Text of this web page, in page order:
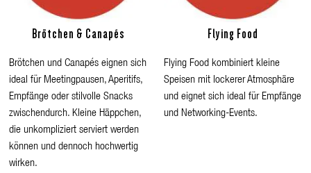
Brötchen & Canapés
Brötchen und Canapés eignen sich
ideal für Meetingpausen, Aperitifs,
Empfänge oder stilvolle Snacks
zwischendurch. Kleine Häppchen,
die unkompliziert serviert werden
können und dennoch hochwertig
wirken.
Flying Food
Flying Food kombiniert kleine
Speisen mit lockerer Atmosphäre
und eignet sich ideal für Empfänge
und Networking-Events.